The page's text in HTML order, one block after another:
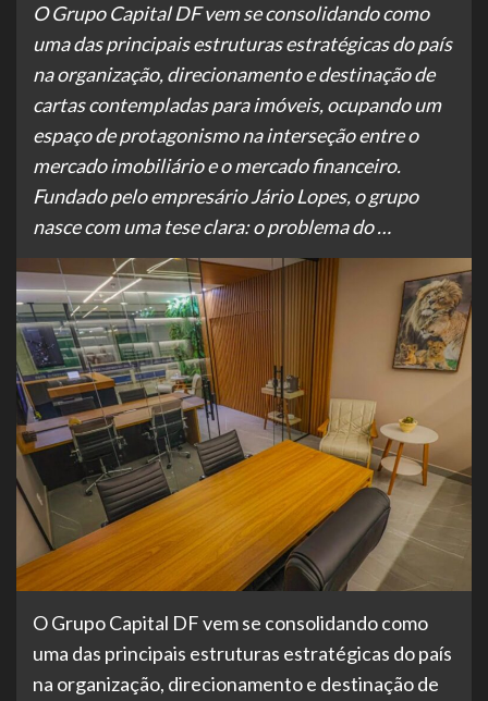
O Grupo Capital DF vem se consolidando como
uma das principais estruturas estratégicas do país
na organização, direcionamento e destinação de
cartas contempladas para imóveis, ocupando um
espaço de protagonismo na interseção entre o
mercado imobiliário e o mercado financeiro.
Fundado pelo empresário Jário Lopes, o grupo
nasce com uma tese clara: o problema do …
O Grupo Capital DF vem se consolidando como
uma das principais estruturas estratégicas do país
na organização, direcionamento e destinação de